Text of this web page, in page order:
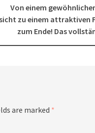
Von einem
zu einem
zum Ende! Das
are marked *